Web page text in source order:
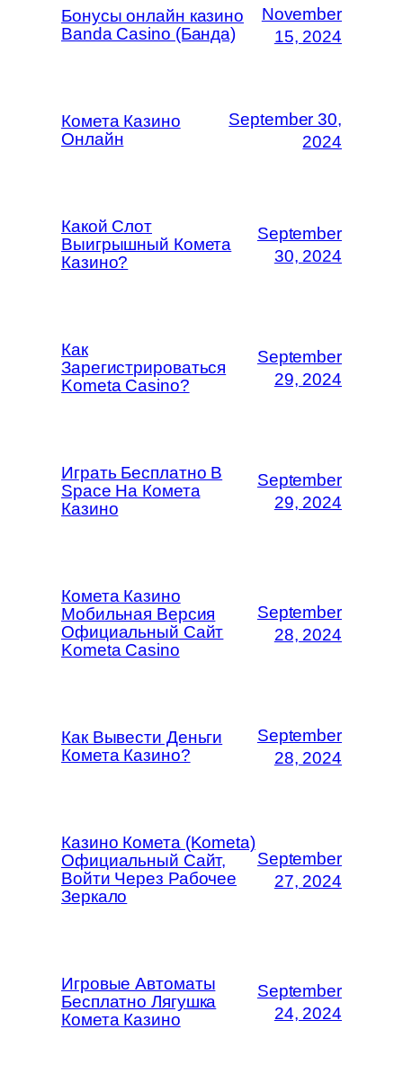
Бонусы онлайн казино
Banda Casino (Банда)
November
15, 2024
Комета Казино
Онлайн
September 30,
2024
Какой Слот
Выигрышный Комета
Казино?
September
30, 2024
Как
Зарегистрироваться
Kometa Casino?
September
29, 2024
Играть Бесплатно В
Space На Комета
Казино
September
29, 2024
Комета Казино
Мобильная Версия
Официальный Сайт
Kometa Casino
September
28, 2024
Как Вывести Деньги
Комета Казино?
September
28, 2024
Казино Комета (Kometa)
Официальный Сайт,
Войти Через Рабочее
Зеркало
September
27, 2024
Игровые Автоматы
Бесплатно Лягушка
Комета Казино
September
24, 2024